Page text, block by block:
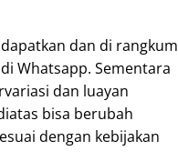
dan di rangkum
Whatsapp. Sementara
dan luayan
bisa berubah
dengan kebijakan